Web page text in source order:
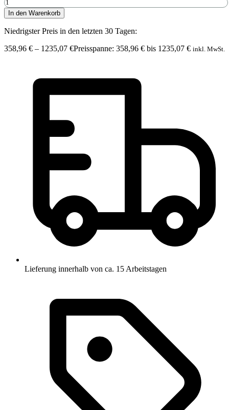
In den Warenkorb
Niedrigster Preis in den letzten 30 Tagen:
358,96 € – 1235,07 €Preisspanne: 358,96 € bis 1235,07 € inkl. MwSt.
Lieferung innerhalb von ca. 15 Arbeitstagen